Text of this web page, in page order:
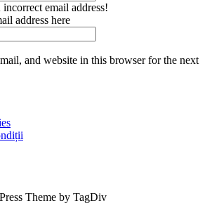
email address!
address here
and website in this browser for the next
Theme by TagDiv